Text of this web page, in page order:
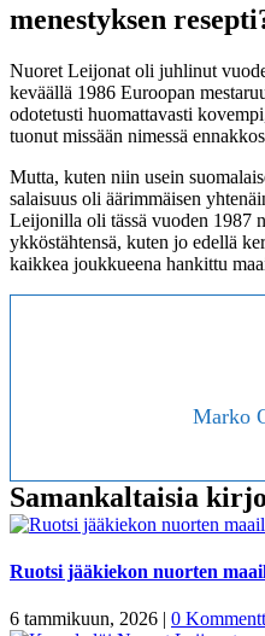
menestyksen
Nuoret Leijonat oli juhlinut
keväällä 1986 Euroopan
odotetusti huomattavasti
tuonut missään nimessä
Mutta, kuten niin usein
salaisuus oli äärimmäisen
Leijonilla oli tässä vuoden 1987
ykköstähtensä, kuten jo edellä
kaikkea joukkueena hankittu
Marko
Samankaltaisia
Ruotsi jääkiekon nuorten
6 tammikuun, 2026 | 0